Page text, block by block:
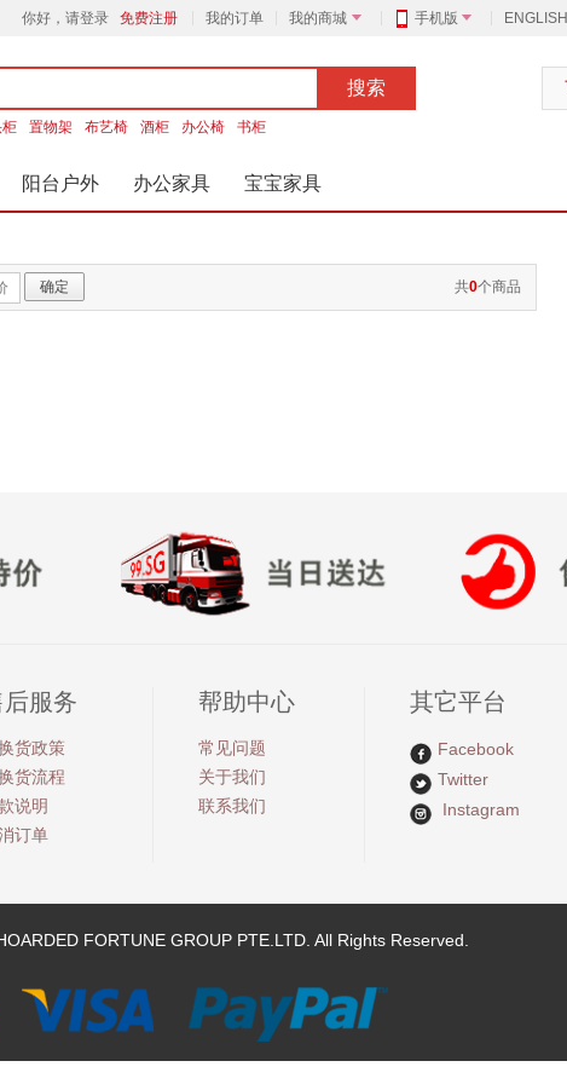
你好，请登录 免费注册 我的订单 我的商城 手机版 ENGLISH
搜索
柜 置物架 布艺椅 酒柜 办公椅 书柜
阳台户外 办公家具 宝宝家具
共0个商品
服务
货政策
货流程
说明
订单
帮助中心
常见问题
关于我们
联系我们
其它平台
Facebook
Twitter
Instagram
FORTUNE GROUP PTE.LTD. All Rights Reserved.